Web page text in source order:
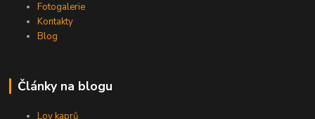
Fotogalerie
Kontakty
Blog
Články na blogu
Lov kaprů